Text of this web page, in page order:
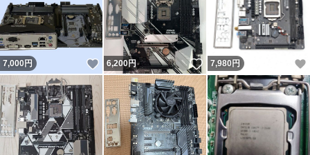
7,000円 いいね！
6,200円 いいね！
7,980 円